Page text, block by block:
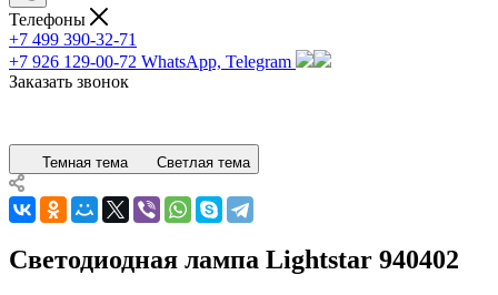
Телефоны
+7 499 390-32-71
+7 926 129-00-72 WhatsApp, Telegram
Заказать звонок
Темная тема Светлая тема
Светодиодная лампа Lightstar 940402